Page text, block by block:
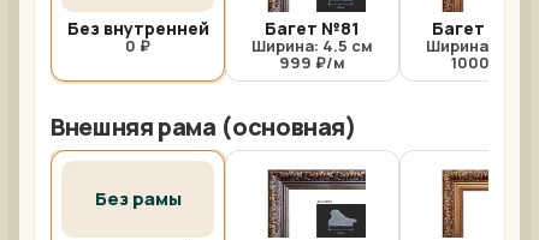
Без внутренней
0 ₽
Багет №81
Ширина: 4.5 см
999 ₽/м
Багет №81/
Ширина: 4.5
1000 ₽/м
Внешняя рама (основная)
Без рамы